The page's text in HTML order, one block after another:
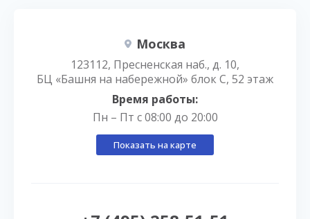
Москва
123112, Пресненская наб., д. 10,
БЦ «Башня на набережной» блок С, 52 этаж
Время работы:
Пн – Пт с 08:00 до 20:00
Показать на карте